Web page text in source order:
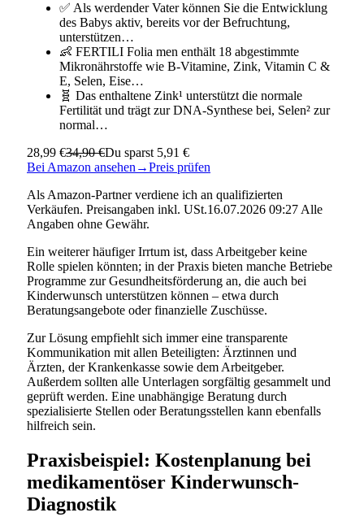
✅ Als werdender Vater können Sie die Entwicklung
des Babys aktiv, bereits vor der Befruchtung,
unterstützen…
👶 FERTILI Folia men enthält 18 abgestimmte
Mikronährstoffe wie B-Vitamine, Zink, Vitamin C &
E, Selen, Eise…
🧬 Das enthaltene Zink¹ unterstützt die normale
Fertilität und trägt zur DNA-Synthese bei, Selen² zur
normal…
28,99 €34,90 €Du sparst 5,91 €
Bei Amazon ansehen →Preis prüfen
Als Amazon-Partner verdiene ich an qualifizierten
Verkäufen. Preisangaben inkl. USt.16.07.2026 09:27 Alle
Angaben ohne Gewähr.
Ein weiterer häufiger Irrtum ist, dass Arbeitgeber keine
Rolle spielen könnten; in der Praxis bieten manche Betriebe
Programme zur Gesundheitsförderung an, die auch bei
Kinderwunsch unterstützen können – etwa durch
Beratungsangebote oder finanzielle Zuschüsse.
Zur Lösung empfiehlt sich immer eine transparente
Kommunikation mit allen Beteiligten: Ärztinnen und
Ärzten, der Krankenkasse sowie dem Arbeitgeber.
Außerdem sollten alle Unterlagen sorgfältig gesammelt und
geprüft werden. Eine unabhängige Beratung durch
spezialisierte Stellen oder Beratungsstellen kann ebenfalls
hilfreich sein.
Praxisbeispiel: Kostenplanung bei
medikamentöser Kinderwunsch-
Diagnostik